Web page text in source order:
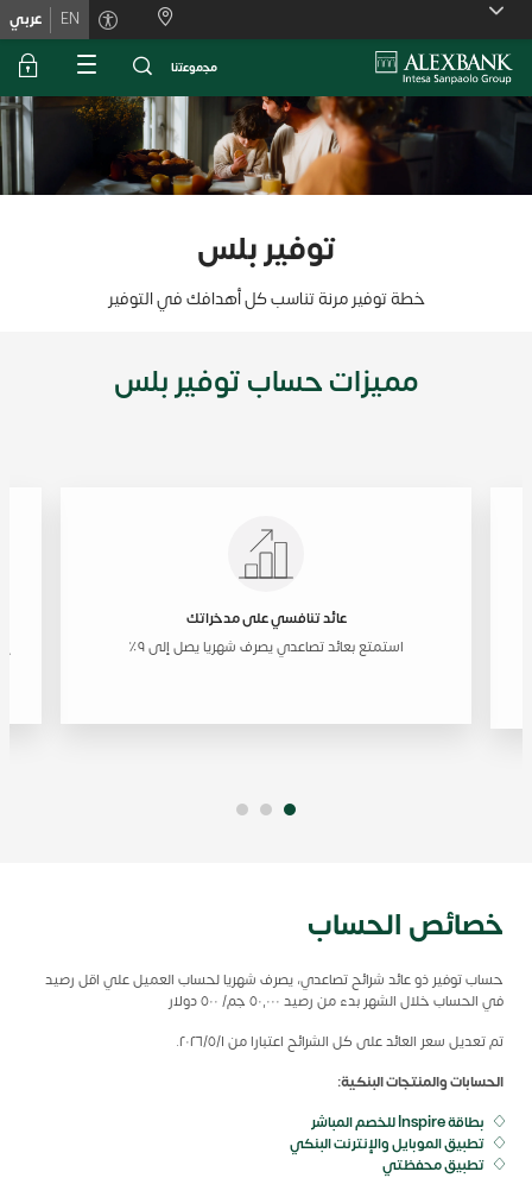
Skiplinks
EN عربي
ﻣﺟﻣوﻋﺗﻧﺎ
توفير بلس
خطة توفير مرنة تناسب كل أهدافك في التوفير
مميزات حساب توفير بلس
عائد تنافسي على مدخراتك
استمتع بعائد تصاعدي يصرف شهريا يصل إلى ٩٪
خصائص الحساب
حساب توفير ذو عائد شرائح تصاعدي، يصرف شهريا لحساب العميل علي اقل رصيد
في الحساب خلال الشهر بدء من رصيد ٥٠,٠٠٠ جم/ ٥٠٠ دولار
تم تعديل سعر العائد على كل الشرائح اعتبارا من ٢٠٢٦/٥/١.
الحسابات والمنتجات البنكية:
بطاقة Inspire للخصم المباشر
تطبيق الموبايل والإنترنت البنكي
تطبيق محفظتي